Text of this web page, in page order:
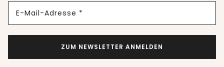
E-Mail-Adresse *
ZUM NEWSLETTER ANMELDEN